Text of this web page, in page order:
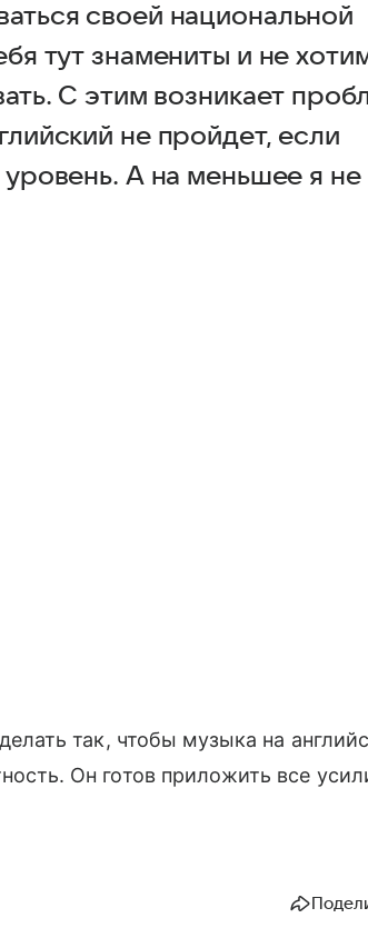
своей национальной
тут знамениты и не
С этим возникает
не пройдет, если
уровень. А на меньшее я не
так, чтобы музыка на
Он готов приложить все